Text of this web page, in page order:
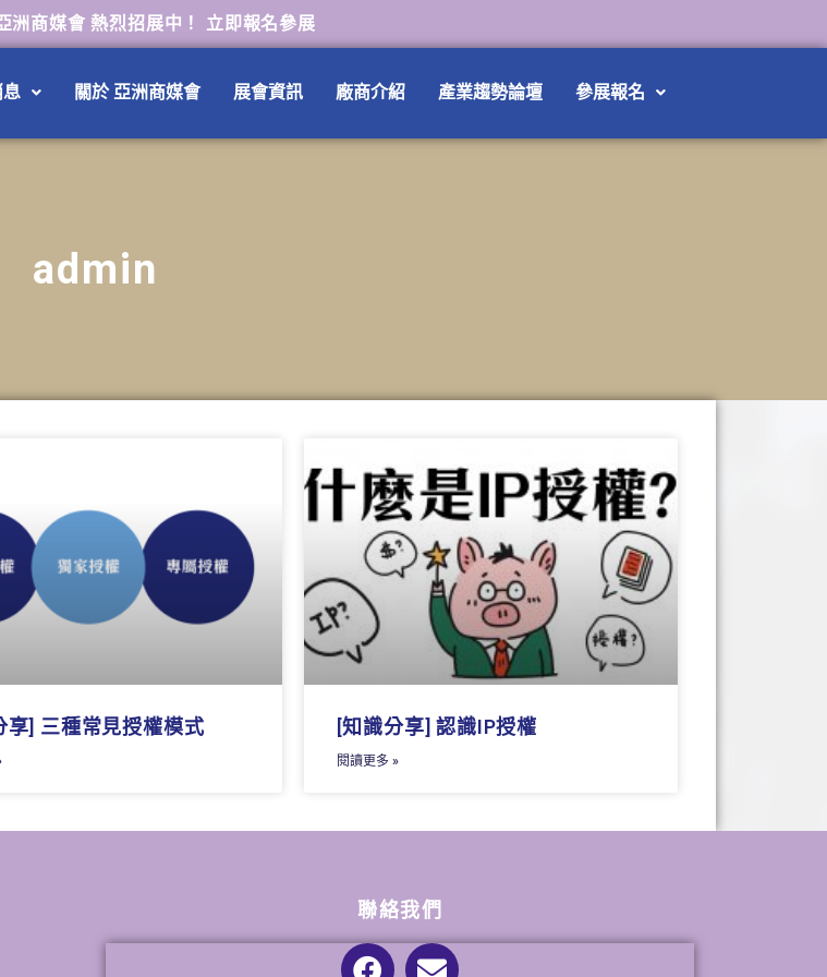
商媒會 熱烈招展中！ 立即報名參展
關於 亞洲商媒會 展會資訊 廠商介紹 產業趨勢論壇 參展報名
admin
享] 三種常見授權模式 [知識分享] 認識IP授權
閱讀更多 »
聯絡我們